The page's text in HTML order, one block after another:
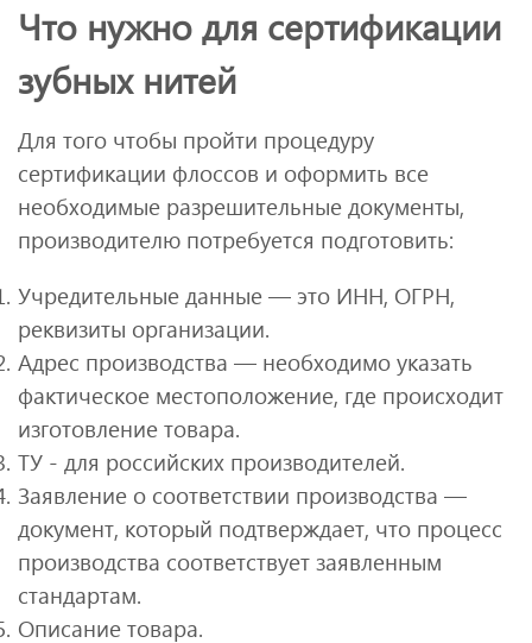
Что нужно для сертификации
зубных нитей
Для того чтобы пройти процедуру
сертификации флоссов и оформить все
необходимые разрешительные документы,
производителю потребуется подготовить:
Учредительные данные — это ИНН, ОГРН,
реквизиты организации.
Адрес производства — необходимо указать
фактическое местоположение, где происходит
изготовление товара.
ТУ - для российских производителей.
Заявление о соответствии производства —
документ, который подтверждает, что процесс
производства соответствует заявленным
стандартам.
Описание товара.